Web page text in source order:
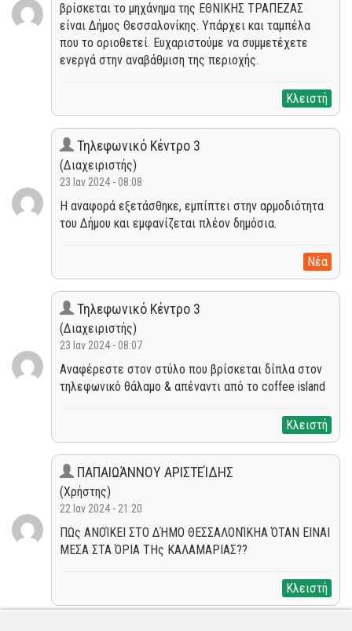
βρίσκεται το μηχάνημα της ΕΘΝΙΚΗΣ ΤΡΑΠΕΖΑΣ
είναι Δήμος Θεσσαλονίκης. Υπάρχει και ταμπέλα
που το οριοθετεί. Ευχαριστούμε να συμμετέχετε
ενεργά στην αναβάθμιση της περιοχής.
Κλειστή
Τηλεφωνικό Κέντρο 3
(Διαχειριστής)
23 Ιαν 2024 - 08:08
Η αναφορά εξετάσθηκε, εμπίπτει στην αρμοδιότητα
του Δήμου και εμφανίζεται πλέον δημόσια.
Νέα
Τηλεφωνικό Κέντρο 3
(Διαχειριστής)
23 Ιαν 2024 - 08:07
Αναφέρεστε στον στύλο που βρίσκεται δίπλα στον
τηλεφωνικό θάλαμο & απέναντι από το coffee island
Κλειστή
ΠΑΠΑΙΩΆΝΝΟΥ ΑΡΙΣΤΕΊΔΗΣ
(Χρήστης)
22 Ιαν 2024 - 21:20
ΠΩς ΑΝΟΊΚΕΙ ΣΤΟ ΔΉΜΟ ΘΕΣΣΑΛΟΝΊΚΗΑ ΌΤΑΝ ΕΙΝΑΙ
ΜΕΣΑ ΣΤΑ ΌΡΙΑ ΤΗς ΚΑΛΑΜΑΡΙΑΣ??
Κλειστή